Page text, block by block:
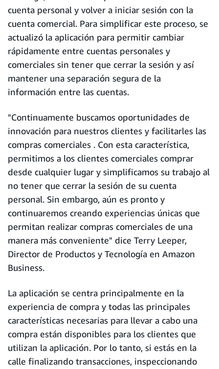
cuenta personal y volver a iniciar sesión con la
cuenta comercial. Para simplificar este proceso, se
actualizó la aplicación para permitir cambiar
rápidamente entre cuentas personales y
comerciales sin tener que cerrar la sesión y así
mantener una separación segura de la
información entre las cuentas.
"Continuamente buscamos oportunidades de
innovación para nuestros clientes y facilitarles las
compras comerciales . Con esta característica,
permitimos a los clientes comerciales comprar
desde cualquier lugar y simplificamos su trabajo al
no tener que cerrar la sesión de su cuenta
personal. Sin embargo, aún es pronto y
continuaremos creando experiencias únicas que
permitan realizar compras comerciales de una
manera más conveniente" dice Terry Leeper,
Director de Productos y Tecnología en Amazon
Business.
La aplicación se centra principalmente en la
experiencia de compra y todas las principales
características necesarias para llevar a cabo una
compra están disponibles para los clientes que
utilizan la aplicación. Por lo tanto, si estás en la
calle finalizando transacciones, inspeccionando